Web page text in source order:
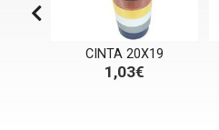
CINTA 20X19
1,03€